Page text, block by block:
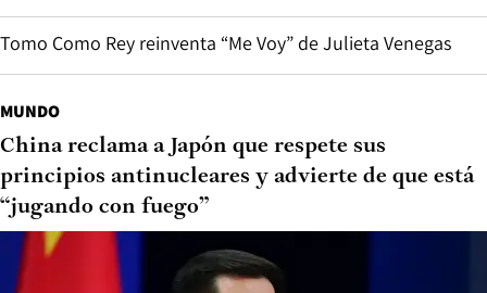
Tomo Como Rey reinventa “Me Voy” de Julieta Venegas
MUNDO
China reclama a Japón que respete sus
principios antinucleares y advierte de que está
“jugando con fuego”